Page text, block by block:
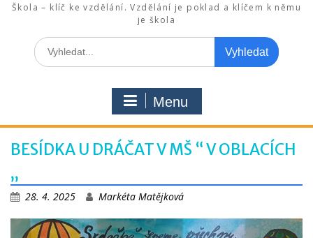
Škola – klíč ke vzdělání. Vzdělání je poklad a klíčem k němu
je škola
Search
for:
Menu
BESÍDKA U DRÁČAT V MŠ “ V OBLACÍCH
„
28. 4. 2025 Markéta Matějková